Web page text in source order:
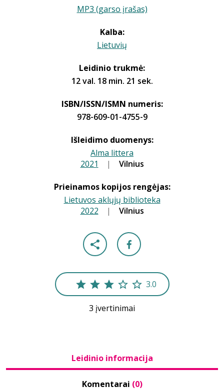
MP3 (garso įrašas)
Kalba:
Lietuvių
Leidinio trukmė:
12 val. 18 min. 21 sek.
ISBN/ISSN/ISMN numeris:
978-609-01-4755-9
Išleidimo duomenys:
Alma littera
2021 | Vilnius
Prieinamos kopijos rengėjas:
Lietuvos aklųjų biblioteka
2022 | Vilnius
3.0
3 įvertinimai
Leidinio informacija
Komentarai (0)